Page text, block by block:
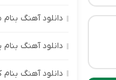
دانلود آهنگ
دانلود آهنگ بنام
دانلود آهنگ بنام